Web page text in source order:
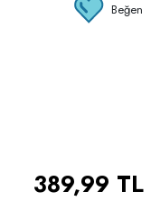
Beğen
389,99 TL